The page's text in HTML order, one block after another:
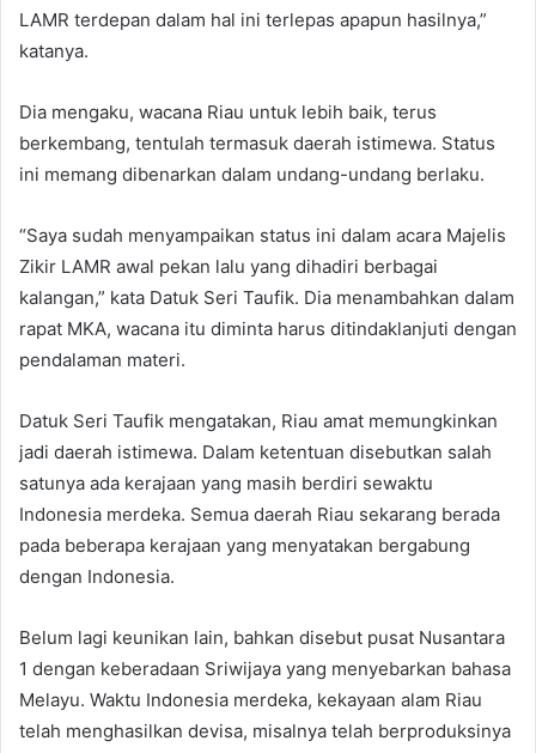
LAMR terdepan dalam hal ini terlepas apapun hasilnya,”
katanya.
Dia mengaku, wacana Riau untuk lebih baik, terus
berkembang, tentulah termasuk daerah istimewa. Status
ini memang dibenarkan dalam undang-undang berlaku.
“Saya sudah menyampaikan status ini dalam acara Majelis
Zikir LAMR awal pekan lalu yang dihadiri berbagai
kalangan,” kata Datuk Seri Taufik. Dia menambahkan dalam
rapat MKA, wacana itu diminta harus ditindaklanjuti dengan
pendalaman materi.
Datuk Seri Taufik mengatakan, Riau amat memungkinkan
jadi daerah istimewa. Dalam ketentuan disebutkan salah
satunya ada kerajaan yang masih berdiri sewaktu
Indonesia merdeka. Semua daerah Riau sekarang berada
pada beberapa kerajaan yang menyatakan bergabung
dengan Indonesia.
Belum lagi keunikan lain, bahkan disebut pusat Nusantara
1 dengan keberadaan Sriwijaya yang menyebarkan bahasa
Melayu. Waktu Indonesia merdeka, kekayaan alam Riau
telah menghasilkan devisa, misalnya telah berproduksinya